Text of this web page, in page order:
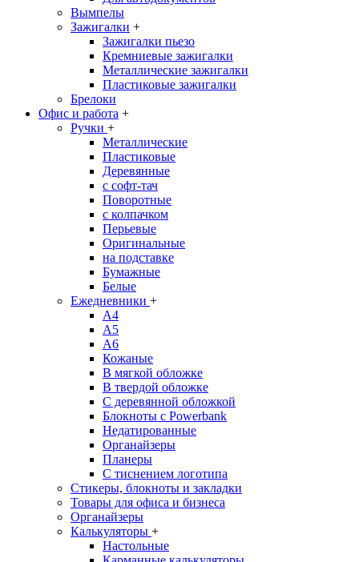
Вымпелы
Зажигалки +
Зажигалки пьезо
Кремниевые зажигалки
Металлические зажигалки
Пластиковые зажигалки
Брелоки
Офис и работа +
Ручки +
Металлические
Пластиковые
Деревянные
с софт-тач
Поворотные
с колпачком
Перьевые
Оригинальные
на подставке
Бумажные
Белые
Ежедневники +
A4
A5
A6
Кожаные
В мягкой обложке
В твердой обложке
С деревянной обложкой
Блокноты с Powerbank
Недатированные
Органайзеры
Планеры
С тиснением логотипа
Стикеры, блокноты и закладки
Товары для офиса и бизнеса
Органайзеры
Калькуляторы +
Настольные